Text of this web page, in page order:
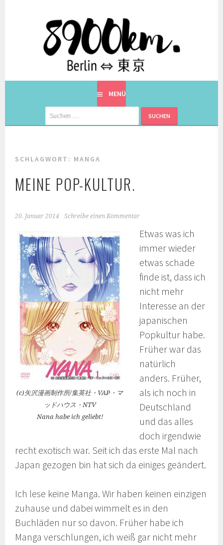
8900KM. BERLIN ⇔ 東京
EINE BERLINERIN IN JAPAN. MIT EINEM JAPANER.
MENÜ
Suchen
nach:
SCHLAGWORT: MANGA
MEINE POP-KULTUR.
20. Januar 2014 Schreibe einen Kommentar
(c)矢沢漫画制作所/集英社・VAP・マ
ッドハウス・NTV
Nana habe ich geliebt!
Etwas was ich
immer wieder
etwas schade
finde ist, dass ich
nicht mehr
Interesse an der
japanischen
Popkultur habe.
Früher war das
natürlich
anders. Früher,
als ich noch in
Deutschland
und das alles
doch irgendwie
recht exotisch war. Seit ich das erste Mal nach
Japan gezogen bin hat sich da einiges geändert.
Ich lese keine Manga. Wir haben keinen einzigen
zuhause und dabei wimmelt es in den
Buchläden nur so davon. Früher habe ich
Manga verschlungen, ich weiß gar nicht mehr